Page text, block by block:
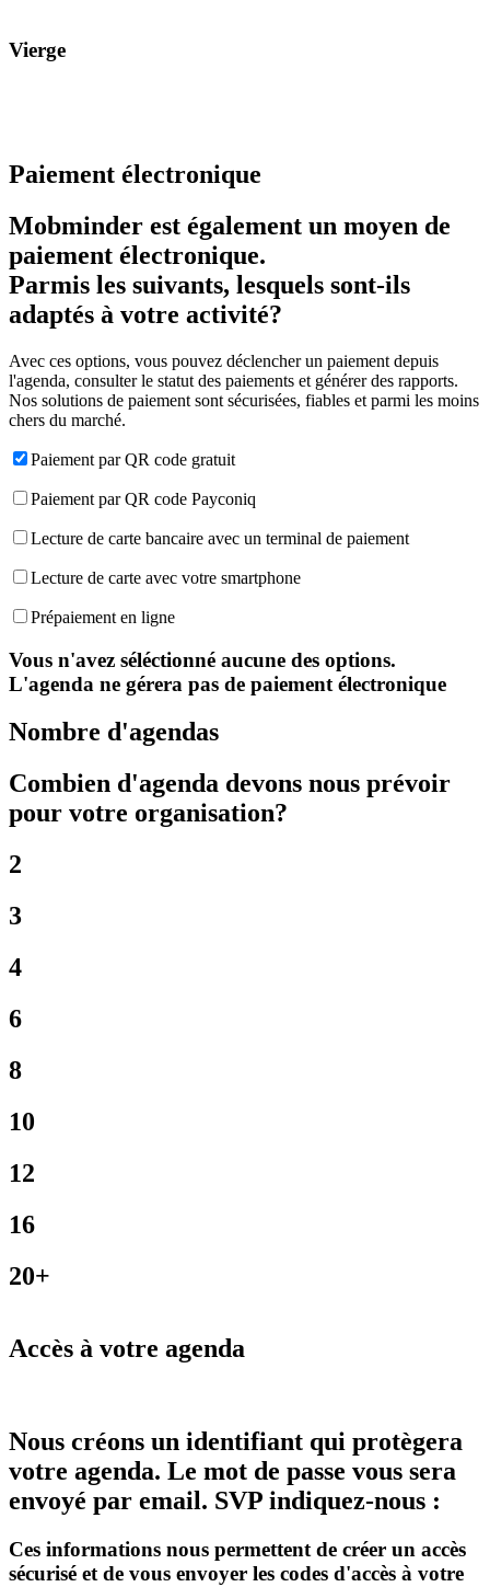
Vierge
Paiement électronique
Mobminder est également un moyen de
paiement électronique.
Parmis les suivants, lesquels sont-ils
adaptés à votre activité?
Avec ces options, vous pouvez déclencher un paiement depuis
l'agenda, consulter le statut des paiements et générer des rapports.
Nos solutions de paiement sont sécurisées, fiables et parmi les moins
chers du marché.
Paiement par QR code gratuit
Paiement par QR code Payconiq
Lecture de carte bancaire avec un terminal de paiement
Lecture de carte avec votre smartphone
Prépaiement en ligne
Vous n'avez séléctionné aucune des options.
L'agenda ne gérera pas de paiement électronique
Nombre d'agendas
Combien d'agenda devons nous prévoir
pour votre organisation?
2
3
4
6
8
10
12
16
20+
Accès à votre agenda
Nous créons un identifiant qui protègera
votre agenda. Le mot de passe vous sera
envoyé par email. SVP indiquez-nous :
Ces informations nous permettent de créer un accès
sécurisé et de vous envoyer les codes d'accès à votre